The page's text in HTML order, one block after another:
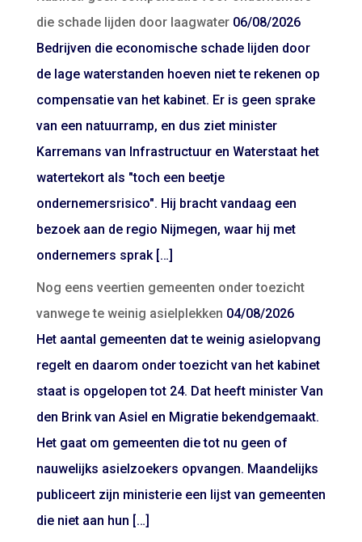
die schade lijden door laagwater 06/08/2026
Bedrijven die economische schade lijden door
de lage waterstanden hoeven niet te rekenen op
compensatie van het kabinet. Er is geen sprake
van een natuurramp, en dus ziet minister
Karremans van Infrastructuur en Waterstaat het
watertekort als "toch een beetje
ondernemersrisico". Hij bracht vandaag een
bezoek aan de regio Nijmegen, waar hij met
ondernemers sprak […]
Nog eens veertien gemeenten onder toezicht
vanwege te weinig asielplekken 04/08/2026
Het aantal gemeenten dat te weinig asielopvang
regelt en daarom onder toezicht van het kabinet
staat is opgelopen tot 24. Dat heeft minister Van
den Brink van Asiel en Migratie bekendgemaakt.
Het gaat om gemeenten die tot nu geen of
nauwelijks asielzoekers opvangen. Maandelijks
publiceert zijn ministerie een lijst van gemeenten
die niet aan hun […]